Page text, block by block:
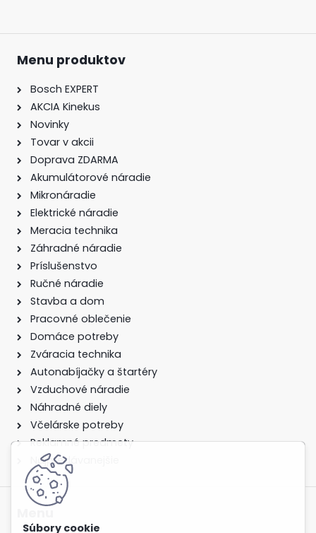
Menu produktov
Bosch EXPERT
AKCIA Kinekus
Novinky
Tovar v akcii
Doprava ZDARMA
Akumulátorové náradie
Mikronáradie
Elektrické náradie
Meracia technika
Záhradné náradie
Príslušenstvo
Ručné náradie
Stavba a dom
Pracovné oblečenie
Domáce potreby
Zváracia technika
Autonabíjačky a štartéry
Vzduchové náradie
Náhradné diely
Včelárske potreby
Reklamné predmety
Najpredávanejšie